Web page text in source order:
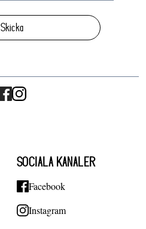
Skicka
SOCIALA KANALER
Facebook
Instagram